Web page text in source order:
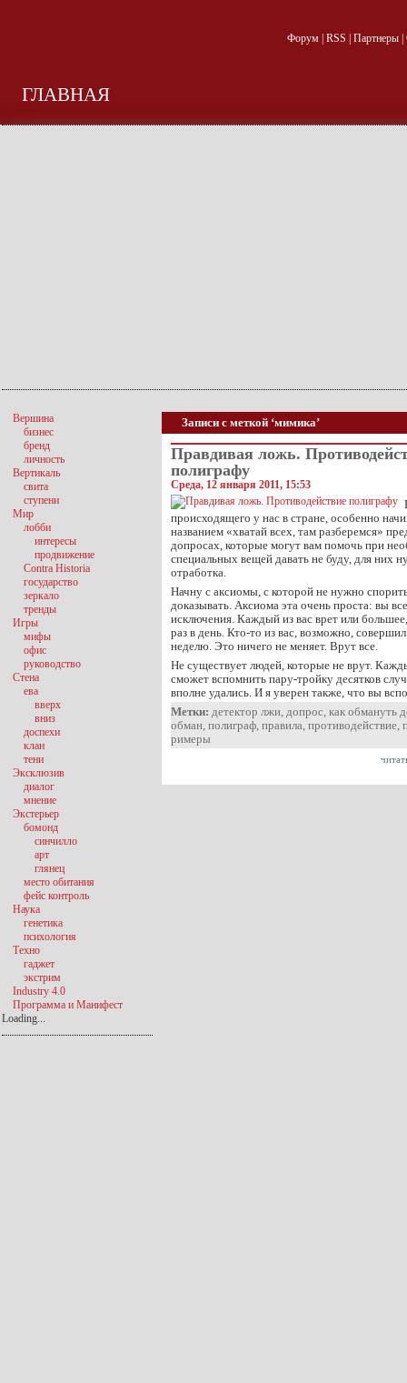
Форум| RSS Партнеры|
ГЛАВНАЯ
Записи с меткой ‘мимика’
Правдивая ложь.
полиграфу
Среда, 12 января 2011, 15:53
происходящего у нас в стране, особенно
названием «хватай всех, там разберемся»
допросах, которые могут вам помочь при
специальных вещей давать не буду, для них
отработка.
Начну с аксиомы, с которой не нужно
доказывать. Аксиома эта очень проста: вы
исключения. Каждый из вас врет или
раз в день. Кто-то из вас, возможно,
неделю. Это ничего не меняет. Врут все.
Не существует людей, которые не врут.
сможет вспомнить пару-тройку десятков
вполне удались. И я уверен также, что вы
Метки: детектор лжи, допрос, как обмануть
обман, полиграф, правила, противодействие,
римеры
Вершина
бизнес
бренд
личность
Вертикаль
свита
ступени
Мир
лобби
интересы
продвижение
Contra Historia
государство
зеркало
тренды
Игры
мифы
офис
руководство
Стена
ева
вверх
вниз
доспехи
клан
тени
Эксклюзив
диалог
мнение
Экстерьер
бомонд
синчилло
арт
глянец
место обитания
фейс контроль
Наука
генетика
психология
Техно
гаджет
экстрим
Industry 4.0
Программа и Манифест
Loading...